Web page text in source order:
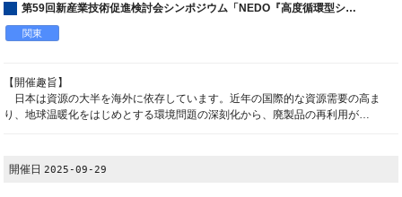
第59回新産業技術促進検討会シンポジウム「NEDO『高度循環型シ…
関東
【開催趣旨】
日本は資源の大半を海外に依存しています。近年の国際的な資源需要の高ま
り、地球温暖化をはじめとする環境問題の深刻化から、廃製品の再利用が…
開催日 2025-09-29